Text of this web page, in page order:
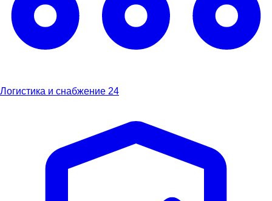
Логистика и снабжение 24